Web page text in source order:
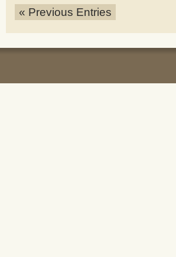
« Previous Entries